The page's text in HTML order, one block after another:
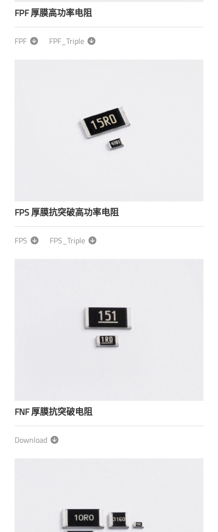
FPF 厚膜高功率电阻
FPF FPF_Triple
FPS 厚膜抗突破高功率电阻
FPS FPS_Triple
FNF 厚膜抗突破电阻
Download